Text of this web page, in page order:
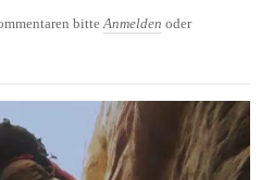
bitteAnmelden oder